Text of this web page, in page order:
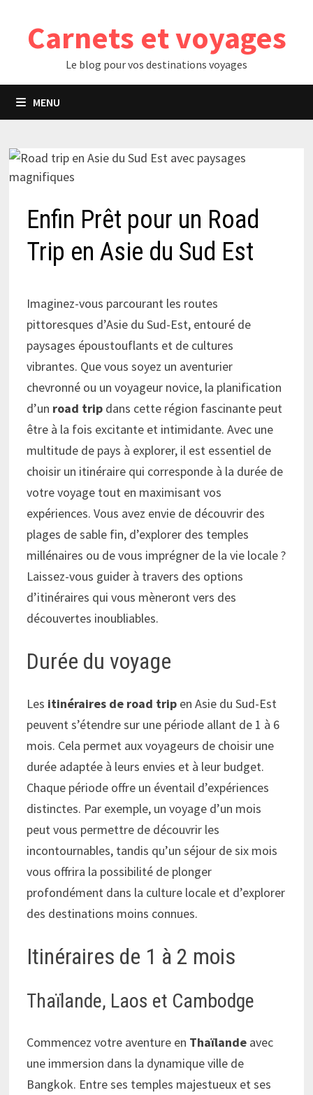
contenuCarnets et voyages
Le blog pour vos destinations voyages
MENU
Enfin Prêt pour un Road
Trip en Asie du Sud Est
Imaginez-vous parcourant les routes
pittoresques d’Asie du Sud-Est, entouré de
paysages époustouflants et de cultures
vibrantes. Que vous soyez un aventurier
chevronné ou un voyageur novice, la planification
d’un road trip dans cette région fascinante peut
être à la fois excitante et intimidante. Avec une
multitude de pays à explorer, il est essentiel de
choisir un itinéraire qui corresponde à la durée de
votre voyage tout en maximisant vos
expériences. Vous avez envie de découvrir des
plages de sable fin, d’explorer des temples
millénaires ou de vous imprégner de la vie locale ?
Laissez-vous guider à travers des options
d’itinéraires qui vous mèneront vers des
découvertes inoubliables.
Durée du voyage
Les itinéraires de road trip en Asie du Sud-Est
peuvent s’étendre sur une période allant de 1 à 6
mois. Cela permet aux voyageurs de choisir une
durée adaptée à leurs envies et à leur budget.
Chaque période offre un éventail d’expériences
distinctes. Par exemple, un voyage d’un mois
peut vous permettre de découvrir les
incontournables, tandis qu’un séjour de six mois
vous offrira la possibilité de plonger
profondément dans la culture locale et d’explorer
des destinations moins connues.
Itinéraires de 1 à 2 mois
Thaïlande, Laos et Cambodge
Commencez votre aventure en Thaïlande avec
une immersion dans la dynamique ville de
Bangkok. Entre ses temples majestueux et ses